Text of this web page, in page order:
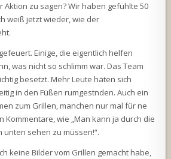
Aktion zu sagen? Wir haben gefühlte 50
weiß jetzt wieder, wie der
Einige, die eigentlich helfen
was nicht so schlimm war. Das Team
besetzt. Mehr Leute häten sich
in den Füßen rumgestnden. Auch ein
zum Grillen, manchen nur mal für ne
Kommentare, wie „Man kann ja durch die
unten sehen zu müssen!“.
keine Bilder vom Grillen gemacht habe,